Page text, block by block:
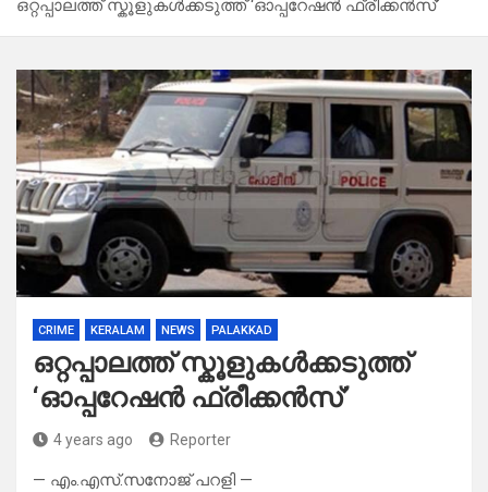
ഒറ്റപ്പാലത്ത് സ്കൂളുകൾക്കടുത്ത് ‘ഓപ്പറേഷൻ ഫ്രീക്കൻസ്’
CRIME KERALAM NEWS PALAKKAD
ഒറ്റപ്പാലത്ത് സ്കൂളുകൾക്കടുത്ത്
‘ഓപ്പറേഷൻ ഫ്രീക്കൻസ്’
4 years ago Reporter
— എം.എസ്.സനോജ് പറളി —